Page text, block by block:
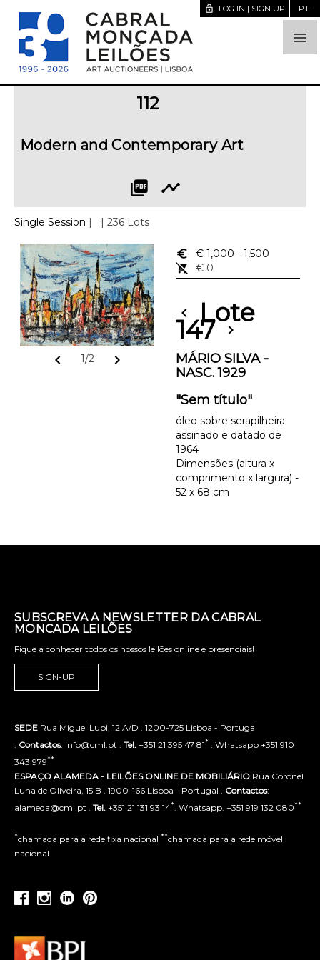

lock_open LOG IN | SIGN UP PT
112
Modern and Contemporary Art
picture_as_pdf timeline
Single Session | | 236 Lots
chevron_left 1/2 chevron_right
euro_symbol € 1,000 - 1,500
remove_shopping_cart
€ 0
chevron_left Lote
147 chevron_right
MÁRIO SILVA -
NASC. 1929
"Sem título"
óleo sobre serapilheira
assinado e datado de
1964
Dimensões (altura x
comprimento x largura) -
52 x 68 cm
SUBSCREVA A NEWSLETTER DA CABRAL
MONCADA LEILÕES
Fique a conhecer todos os nossos leilões online e presenciais!
SIGN-UP
SEDE Rua Miguel Lupi, 12 A/D . 1200-725 Lisboa - Portugal
Contactos: info@cml.pt . Tel. +351 21 395 47 81* . Whatsapp +351 910
343 979**
ESPAÇO ALAMEDA - LEILÕES ONLINE DE MOBILIÁRIO Rua Coronel
Luna de Oliveira, 15 B . 1900-166 Lisboa - Portugal . Contactos:
alameda@cml.pt . Tel. +351 21 131 93 14* . Whatsapp. +351 919 132 080**
*chamada para a rede fixa nacional **chamada para a rede móvel
nacional